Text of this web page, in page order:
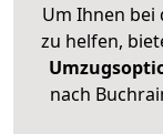
Um Ihnen bei
zu helfen,
nach